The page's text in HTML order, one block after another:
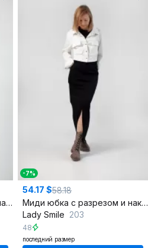
Нарядное платье из шифона и кружева
-7%
54.17 $58.18
Миди юбка с разрезом и накладными карманами
Lady Smile 203
48
последний размер